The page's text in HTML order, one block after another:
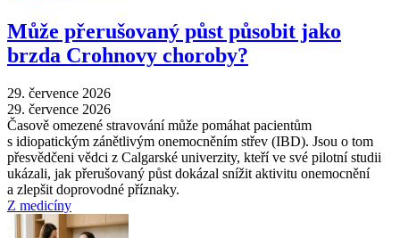
Může přerušovaný půst působit jako
brzda Crohnovy choroby?
29. července 2026
29. července 2026
Časově omezené stravování může pomáhat pacientům
s idiopatickým zánětlivým onemocněním střev (IBD). Jsou o tom
přesvědčeni vědci z Calgarské univerzity, kteří ve své pilotní studii
ukázali, jak přerušovaný půst dokázal snížit aktivitu onemocnění
a zlepšit doprovodné příznaky.
Z medicíny